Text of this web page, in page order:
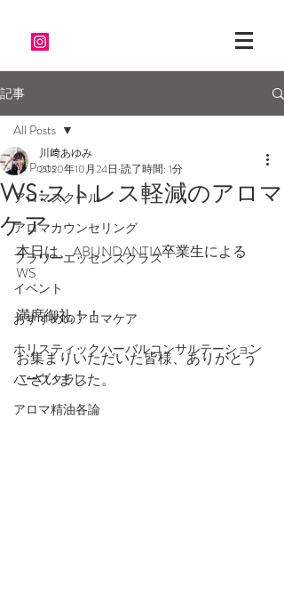
記事
All Posts
アロマスクール
アロマカウンセリング
フラワーエッセンスクラス
イベント
おすすめのアロマケア
ホリスティックハーバルコンサルテーション
ハーブクラス
アロマ精油各論
All Posts
WS:ストレス軽減のアロマ
ケア
川﨑あゆみ
2020年10月24日 読了時間: 1分
本日は、ABUNDANTIA卒業生による
WS
満席御礼！！
お集まりいただいた皆様、ありがとう
ございました。